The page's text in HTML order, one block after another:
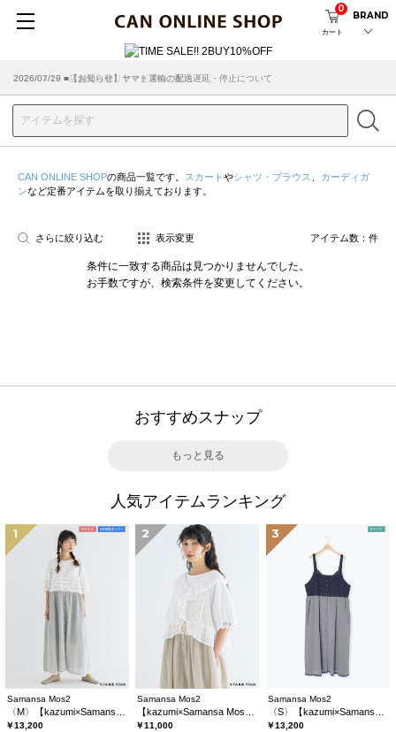
カート
0
BRAND
2026/07/29 ■【お知らせ】ヤマト運輸の配送遅延・停止について
2026/03/18 ■店舗受け取りサービスのご案内
CAN ONLINE SHOPの商品一覧です。 スカート やシャツ・ブラウス
カーディガ
ンなど定番アイテムを取り揃えております。
さらに絞り込む 表示変更 アイテム数： 件
条件に一致する商品は見つかりませんでした。
お手数ですが、検索条件を変更してください。
おすすめスナップ
もっと見る
人気アイテムランキング
1
Samansa Mos2
￥13,200
2
Samansa Mos2
￥11,000
3
Samansa Mos2
￥13,200